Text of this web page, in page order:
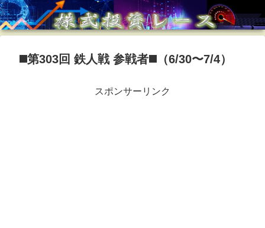
◼️第303回 鉄人戦 参戦者◼️（6/30〜7/4）
スポンサーリンク